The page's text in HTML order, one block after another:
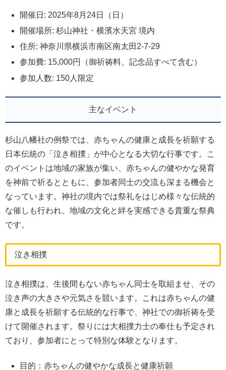
開催日: 2025年8月24日（日）
開催場所: 杉山神社・横濱水天宮 境内
住所: 神奈川県横浜市南区南太田2-7-29
参加費: 15,000円（御祈祷料、記念品すべて含む）
参加人数: 150人限定
主なイベント
杉山八幡社の例祭では、赤ちゃんの健康と成長を祈願する
日本伝統の「泣き相撲」が中心となる大切な行事です。こ
のイベントは地域の家族が集い、赤ちゃんの健やかな発育
を神前で祈るとともに、参加者同士の交流も深まる機会と
なっています。神社の境内では祭礼をはじめ様々な伝統的
な催しも行われ、地域の文化と絆を実感できる貴重な祭典
です。
泣き相撲
泣き相撲は、生後間もない赤ちゃん同士を取組ませ、その
泣き声の大きさや元気さを競います。これは赤ちゃんの健
康と成長を祈願する伝統的な行事で、神社での御祈祷を受
けて開催されます。祭りには大相撲力士の奉仕も予定され
ており、参加者にとって特別な体験となります。
目的：赤ちゃんの健やかな成長と健康祈願